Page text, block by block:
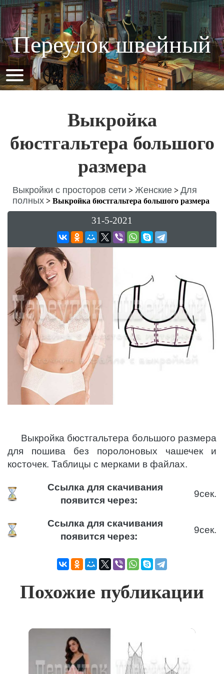
Переулок швейный
Выкройка
бюстгальтера большого
размера
Выкройки с просторов сети > Женские > Для
полных > Выкройка бюстгальтера большого размера
31-5-2021
Выкройка бюстгальтера большого размера
для пошива без поролоновых чашечек и
косточек. Таблицы с мерками в файлах.
Ссылка для скачивания
появится через:
9сек.
Ссылка для скачивания
появится через:
9сек.
Похожие публикации